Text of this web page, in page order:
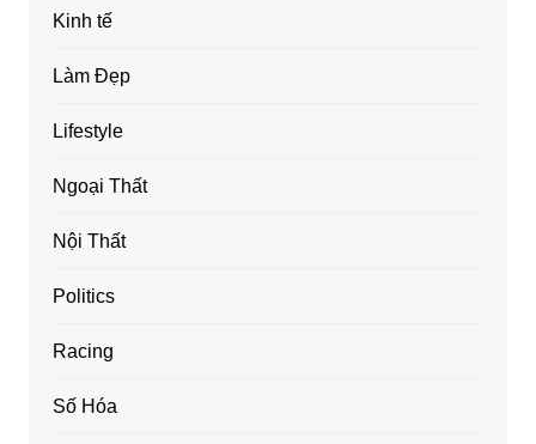
Kinh tế
Làm Đẹp
Lifestyle
Ngoại Thất
Nội Thất
Politics
Racing
Số Hóa